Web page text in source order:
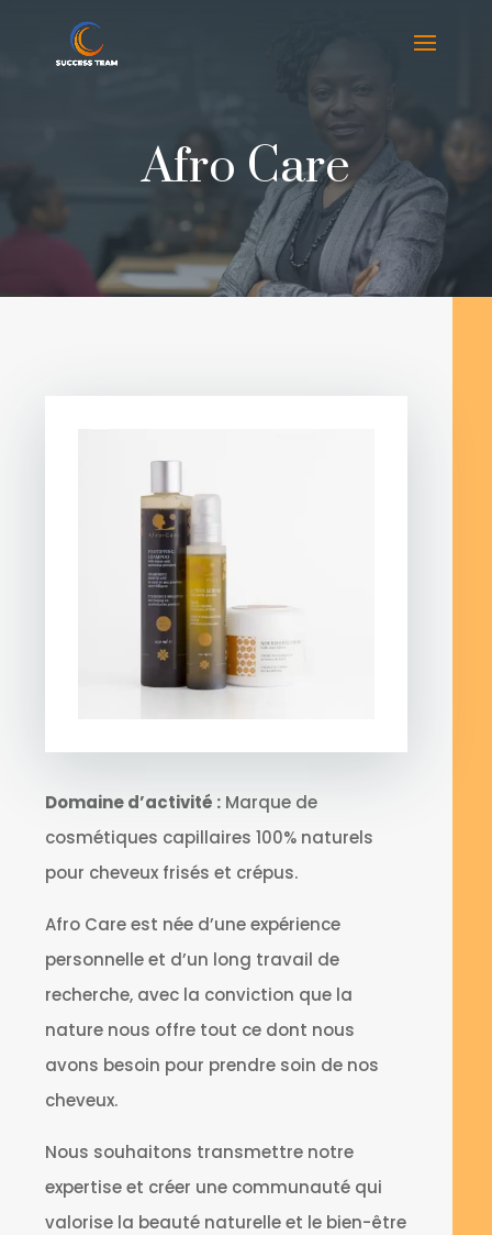
Afro Care
Domaine d’activité : Marque de
cosmétiques capillaires 100% naturels
pour cheveux frisés et crépus.
Afro Care est née d’une expérience
personnelle et d’un long travail de
recherche, avec la conviction que la
nature nous offre tout ce dont nous
avons besoin pour prendre soin de nos
cheveux.
Nous souhaitons transmettre notre
expertise et créer une communauté qui
valorise la beauté naturelle et le bien-être